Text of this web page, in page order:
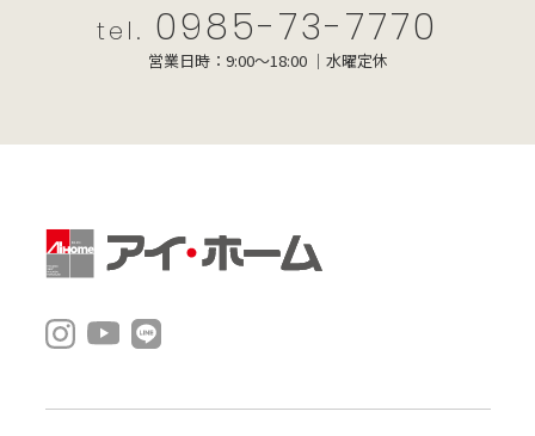
tel. 0985-73-7770
営業日時：9:00～18:00 ｜水曜定休